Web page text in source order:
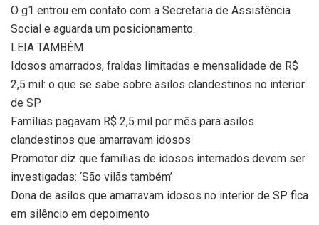
O g1 entrou em contato com a Secretaria de Assistência
Social e aguarda um posicionamento.
LEIA TAMBÉM
Idosos amarrados, fraldas limitadas e mensalidade de R$
2,5 mil: o que se sabe sobre asilos clandestinos no interior
de SP
Famílias pagavam R$ 2,5 mil por mês para asilos
clandestinos que amarravam idosos
Promotor diz que famílias de idosos internados devem ser
investigadas: ‘São vilãs também’
Dona de asilos que amarravam idosos no interior de SP fica
em silêncio em depoimento